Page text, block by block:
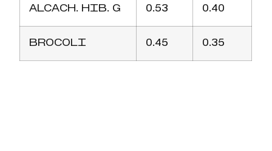
ALCACH. HIB. G 0.53 0.40
BROCOLI 0.45 0.35